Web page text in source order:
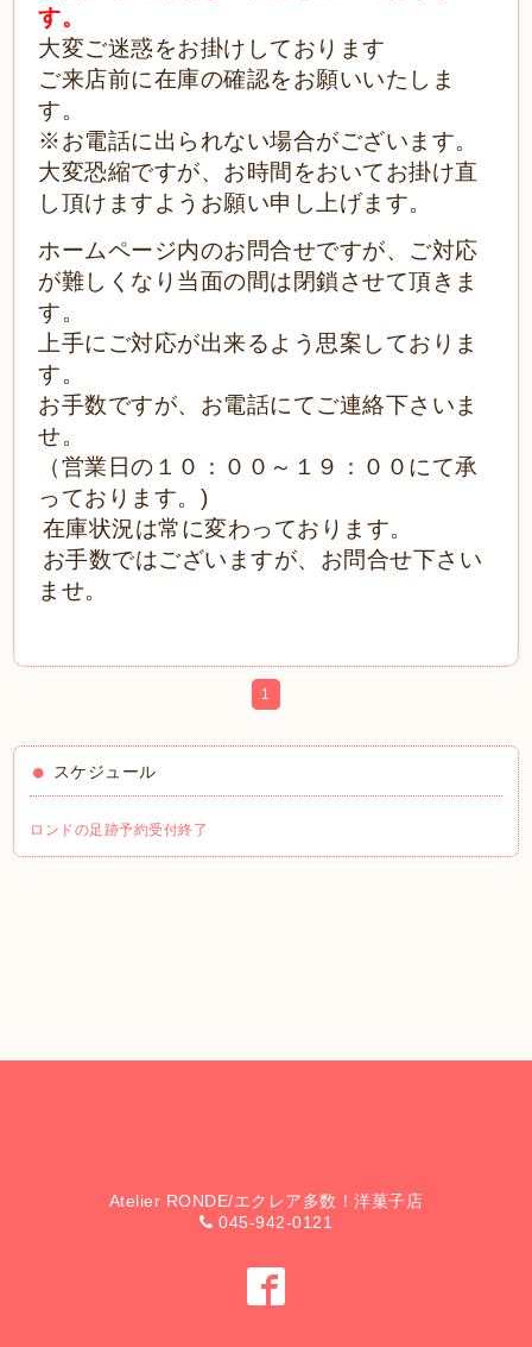
す。
大変ご迷惑をお掛けしております
ご来店前に在庫の確認をお願いいたしま
す。
※お電話に出られない場合がございます。
大変恐縮ですが、お時間をおいてお掛け直
し頂けますようお願い申し上げます。
ホームページ内のお問合せですが、ご対応
が難しくなり当面の間は閉鎖させて頂きま
す。
上手にご対応が出来るよう思案しておりま
す。
お手数ですが、お電話にてご連絡下さいま
せ。
（営業日の１０：００～１９：００にて承
っております。)
在庫状況は常に変わっております。
お手数ではございますが、お問合せ下さい
ませ。
1
スケジュール
ロンドの足跡予約受付終了
Atelier RONDE/エクレア多数！洋菓子店
045-942-0121